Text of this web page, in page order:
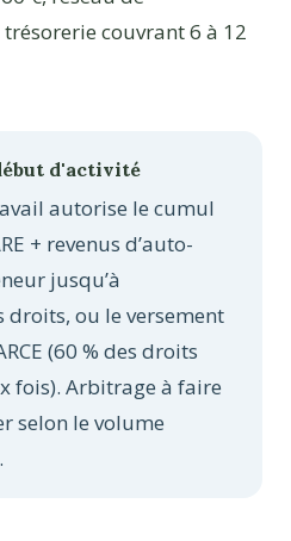
couvrant 6 à 12
d'activité
autorise le cumul
+ revenus d’auto-
jusqu’à
droits, ou le versement
(60 % des droits
fois). Arbitrage à faire
selon le volume